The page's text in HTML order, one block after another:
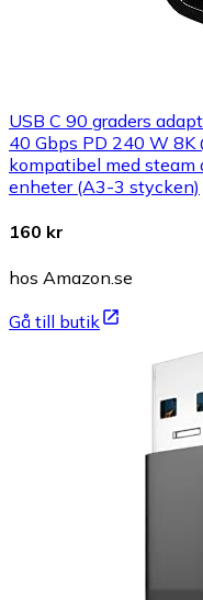
USB C 90 graders
40 Gbps PD 240 W 8K
kompatibel med steam
enheter (A3-3 stycken)
160 kr
hos Amazon.se
Gå till butik